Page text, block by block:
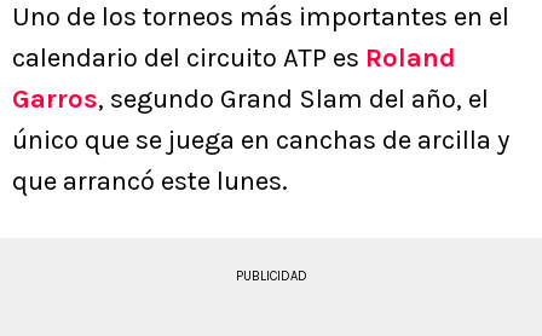
Uno de los torneos más importantes en el
calendario del circuito ATP es Roland
Garros, segundo Grand Slam del año, el
único que se juega en canchas de arcilla y
que arrancó este lunes.
PUBLICIDAD